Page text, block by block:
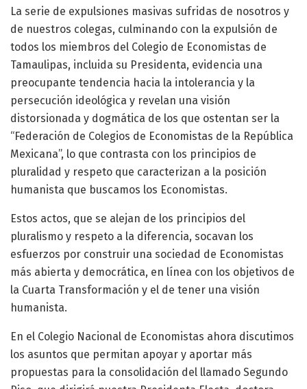
La serie de expulsiones masivas sufridas de nosotros y
de nuestros colegas, culminando con la expulsión de
todos los miembros del Colegio de Economistas de
Tamaulipas, incluida su Presidenta, evidencia una
preocupante tendencia hacia la intolerancia y la
persecución ideológica y revelan una visión
distorsionada y dogmática de los que ostentan ser la
“Federación de Colegios de Economistas de la República
Mexicana”, lo que contrasta con los principios de
pluralidad y respeto que caracterizan a la posición
humanista que buscamos los Economistas.
Estos actos, que se alejan de los principios del
pluralismo y respeto a la diferencia, socavan los
esfuerzos por construir una sociedad de Economistas
más abierta y democrática, en línea con los objetivos de
la Cuarta Transformación y el de tener una visión
humanista.
En el Colegio Nacional de Economistas ahora discutimos
los asuntos que permitan apoyar y aportar más
propuestas para la consolidación del llamado Segundo